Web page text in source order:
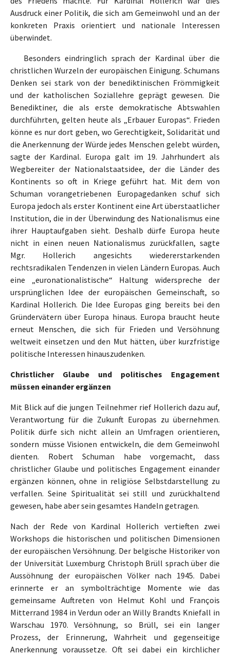
Ausdruck einer Politik, die sich am Gemeinwohl und an der
konkreten Praxis orientiert und nationale Interessen
überwindet.
Besonders eindringlich sprach der Kardinal über die
christlichen Wurzeln der europäischen Einigung. Schumans
Denken sei stark von der benediktinischen Frömmigkeit
und der katholischen Soziallehre geprägt gewesen. Die
Benediktiner, die als erste demokratische Abtswahlen
durchführten, gelten heute als „Erbauer Europas“. Frieden
könne es nur dort geben, wo Gerechtigkeit, Solidarität und
die Anerkennung der Würde jedes Menschen gelebt würden,
sagte der Kardinal. Europa galt im 19. Jahrhundert als
Wegbereiter der Nationalstaatsidee, der die Länder des
Kontinents so oft in Kriege geführt hat. Mit dem von
Schuman vorangetriebenen Europagedanken schuf sich
Europa jedoch als erster Kontinent eine Art überstaatlicher
Institution, die in der Überwindung des Nationalismus eine
ihrer Hauptaufgaben sieht. Deshalb dürfe Europa heute
nicht in einen neuen Nationalismus zurückfallen, sagte
Mgr. Hollerich angesichts wiedererstarkenden
rechtsradikalen Tendenzen in vielen Ländern Europas. Auch
eine „euronationalistische“ Haltung widerspreche der
ursprünglichen Idee der europäischen Gemeinschaft, so
Kardinal Hollerich. Die Idee Europas ging bereits bei den
Gründervätern über Europa hinaus. Europa braucht heute
erneut Menschen, die sich für Frieden und Versöhnung
weltweit einsetzen und den Mut hätten, über kurzfristige
politische Interessen hinauszudenken.
Christlicher Glaube und politisches Engagement
müssen einander ergänzen
Mit Blick auf die jungen Teilnehmer rief Hollerich dazu auf,
Verantwortung für die Zukunft Europas zu übernehmen.
Politik dürfe sich nicht allein an Umfragen orientieren,
sondern müsse Visionen entwickeln, die dem Gemeinwohl
dienten. Robert Schuman habe vorgemacht, dass
christlicher Glaube und politisches Engagement einander
ergänzen können, ohne in religiöse Selbstdarstellung zu
verfallen. Seine Spiritualität sei still und zurückhaltend
gewesen, habe aber sein gesamtes Handeln getragen.
Nach der Rede von Kardinal Hollerich vertieften zwei
Workshops die historischen und politischen Dimensionen
der europäischen Versöhnung. Der belgische Historiker von
der Universität Luxemburg Christoph Brüll sprach über die
Aussöhnung der europäischen Völker nach 1945. Dabei
erinnerte er an symbolträchtige Momente wie das
gemeinsame Auftreten von Helmut Kohl und François
Mitterrand 1984 in Verdun oder an Willy Brandts Kniefall in
Warschau 1970. Versöhnung, so Brüll, sei ein langer
Prozess, der Erinnerung, Wahrheit und gegenseitige
Anerkennung voraussetze. Oft sei dabei ein kirchlicher